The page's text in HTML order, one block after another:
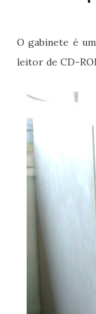
O gabinete é
leitor de CD-